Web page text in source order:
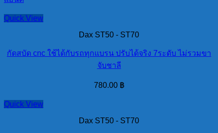
Quick View
Dax ST50 - ST70
กัดสบัด cnc ใช้ได้กับรถทุกแบรน ปรับได้จริง 7ระดับ ไม่รวมขา
จับชาลี
780.00 ฿
Quick View
Dax ST50 - ST70